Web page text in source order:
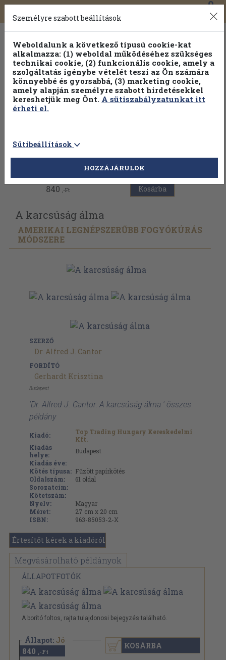
Toggle
navigation
0
Válogasson több mint 30 000 kötet közül
Hobbi témakörökben20% kedvezménnyel!
Vissza az előző oldalra
840 ,-Ft Kosárba
A karcsúság álma
AMERIKAI LEGNÉPSZERŰBB FOGYÓKÚRÁS
MÓDSZERE
SZERZŐ
Dr. Alfred J. Cantor
FORDÍTÓ
Gerhardt Krisztina
Budapest
'Dr. Alfred J. Cantor: A karcsúság álma ' összes
példány
Kiadó:
Top Trading Hungary Kereskedelmi
Kft.
Kiadás
helye:
Budapest
Kiadás éve:
Kötés típusa: Fűzött papírkötés
Oldalszám:
61 oldal
Sorozatcím:
Kötetszám:
Nyelv:
Magyar
Méret:
27 cm x 20 cm
ISBN:
963-85053-2-X
Értesítőt kérek a kiadóról
Megvásárolható példányok
ÁLLAPOTFOTÓK
A borító foltos, rajta tulajdonosi bejegyzés található.
Állapot: Jó
840 ,-Ft
KOSÁRBA
Személyre szabott beállítások
Weboldalunk a következő típusú cookie-kat
alkalmazza: (1) weboldal működéséhez szükséges
technikai cookie, (2) funkcionális cookie, amely a
szolgáltatás igénybe vételét teszi az Ön számára
könnyebbé és gyorsabbá, (3) marketing cookie,
amely alapján személyre szabott hirdetésekkel
kereshetjük meg Önt. A sütiszabályzatunkat itt
érheti el.
Sütibeállítások
HOZZÁJÁRULOK